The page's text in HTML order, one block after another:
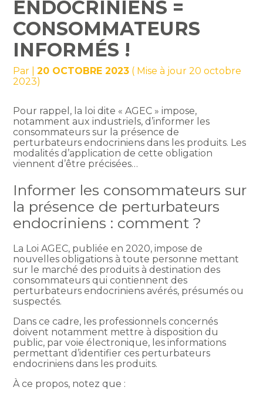
ENDOCRINIENS =
CONSOMMATEURS
INFORMÉS !
Par |20 OCTOBRE 2023 ( Mise à jour 20 octobre
2023)
Pour rappel, la loi dite « AGEC » impose,
notamment aux industriels, d’informer les
consommateurs sur la présence de
perturbateurs endocriniens dans les produits. Les
modalités d’application de cette obligation
viennent d’être précisées…
Informer les consommateurs sur
la présence de perturbateurs
endocriniens : comment ?
La Loi AGEC, publiée en 2020, impose de
nouvelles obligations à toute personne mettant
sur le marché des produits à destination des
consommateurs qui contiennent des
perturbateurs endocriniens avérés, présumés ou
suspectés.
Dans ce cadre, les professionnels concernés
doivent notamment mettre à disposition du
public, par voie électronique, les informations
permettant d’identifier ces perturbateurs
endocriniens dans les produits.
À ce propos, notez que :